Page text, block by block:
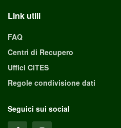
Link utili
FAQ
Centri di Recupero
Uffici CITES
Regole condivisione dati
Seguici sui social